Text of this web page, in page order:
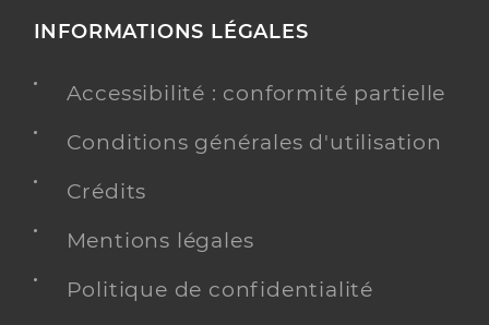
INFORMATIONS LÉGALES
Accessibilité : conformité partielle
Conditions générales d'utilisation
Crédits
Mentions légales
Politique de confidentialité